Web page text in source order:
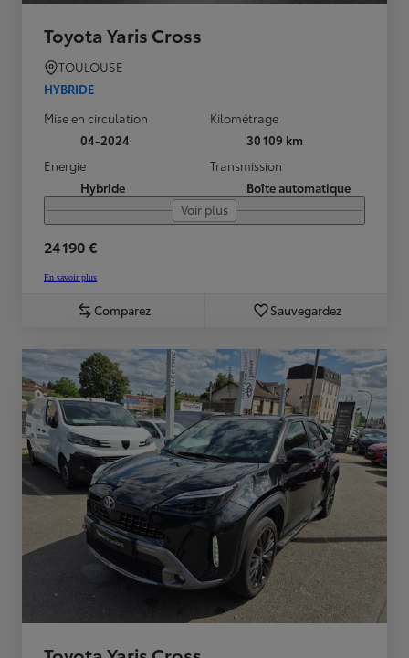
Toyota Yaris Cross
TOULOUSE
HYBRIDE
Mise en circulation
04-2024
Kilométrage
30 109 km
Energie
Hybride
Transmission
Boîte automatique
Voir plus
24 190 €
En savoir plus
Comparez Sauvegardez